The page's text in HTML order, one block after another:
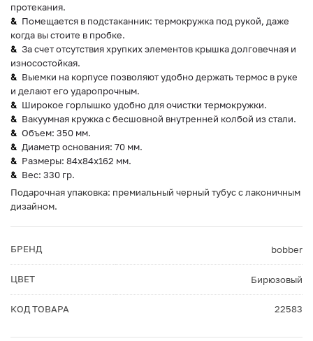
протекания.
Помещается в подстаканник: термокружка под рукой, даже
когда вы стоите в пробке.
За счет отсутствия хрупких элементов крышка долговечная и
износостойкая.
Выемки на корпусе позволяют удобно держать термос в руке
и делают его ударопрочным.
Широкое горлышко удобно для очистки термокружки.
Вакуумная кружка с бесшовной внутренней колбой из стали.
Объем: 350 мм.
Диаметр основания: 70 мм.
Размеры: 84х84х162 мм.
Вес: 330 гр.
Подарочная упаковка: премиальный черный тубус с лаконичным
дизайном.
БРЕНД bobber
ЦВЕТ Бирюзовый
КОД ТОВАРА 22583